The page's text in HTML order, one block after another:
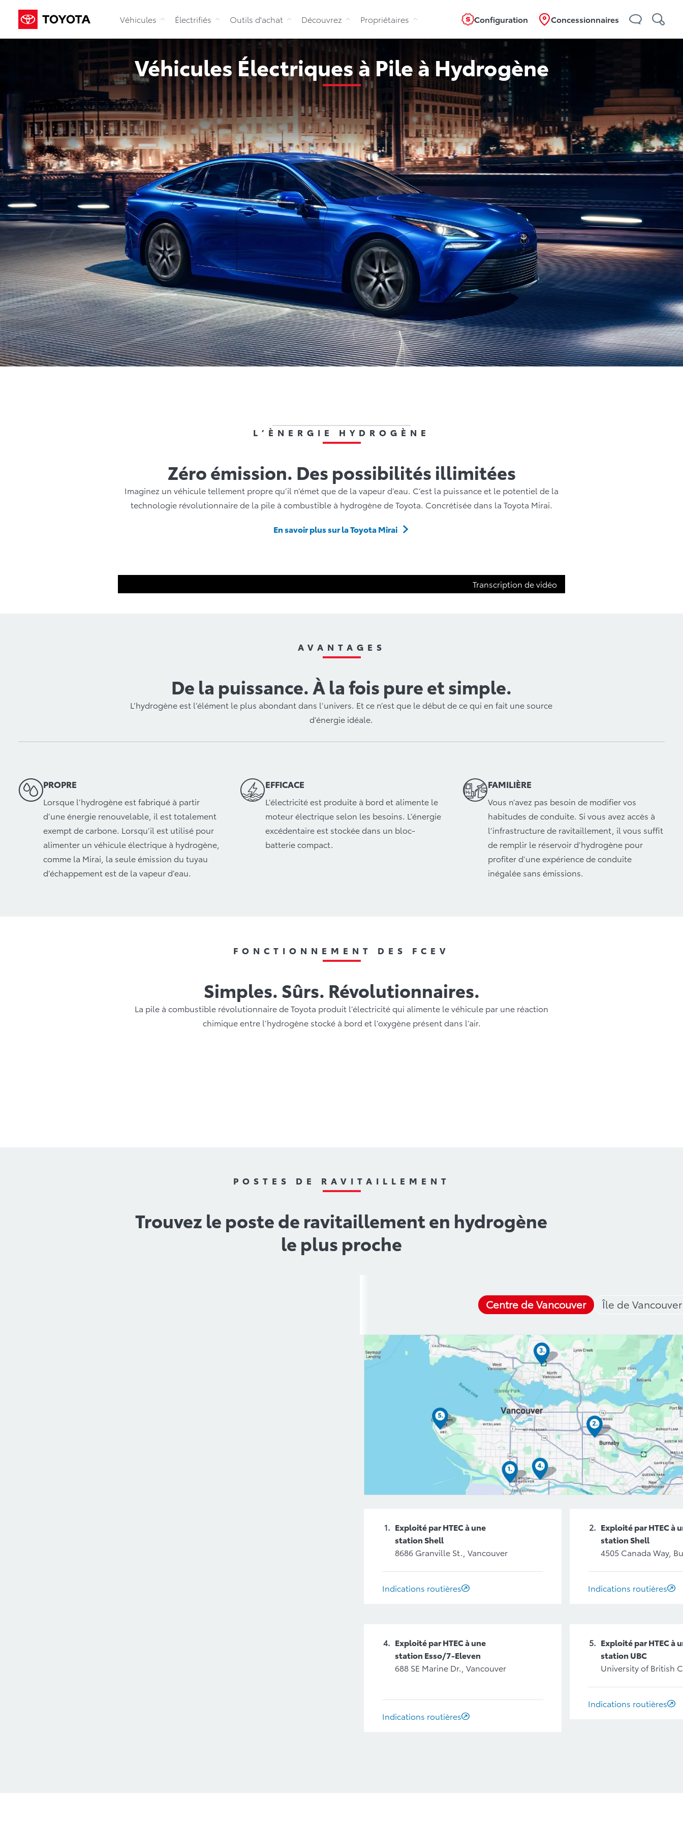
Véhicules Électrifiés Outils d'achat Découvrez Propriétaires Configuration Concessionnaires
Véhicules Électriques à Pile à Hydrogène
L’ÈNERGIE HYDROGÈNE
Zéro émission. Des possibilités illimitées
Imaginez un véhicule tellement propre qu’il n’émet que de la vapeur d’eau. C’est la puissance et le potentiel de la
technologie révolutionnaire de la pile à combustible à hydrogène de Toyota. Concrétisée dans la Toyota Mirai.
En savoir plus sur la Toyota Mirai
Transcription de vidéo
AVANTAGES
De la puissance. À la fois pure et simple.
L’hydrogène est l’élément le plus abondant dans l’univers. Et ce n’est que le début de ce qui en fait une source
d’énergie idéale.
PROPRE
Lorsque l’hydrogène est fabriqué à partir
d’une énergie renouvelable, il est totalement
exempt de carbone. Lorsqu’il est utilisé pour
alimenter un véhicule électrique à hydrogène,
comme la Mirai, la seule émission du tuyau
d’échappement est de la vapeur d’eau.
EFFICACE
L’électricité est produite à bord et alimente le
moteur électrique selon les besoins. L’énergie
excédentaire est stockée dans un bloc-
batterie compact.
FAMILIÈRE
Vous n’avez pas besoin de modifier vos
habitudes de conduite. Si vous avez accès à
l’infrastructure de ravitaillement, il vous suffit
de remplir le réservoir d’hydrogène pour
profiter d’une expérience de conduite
inégalée sans émissions.
FONCTIONNEMENT DES FCEV
Simples. Sûrs. Révolutionnaires.
La pile à combustible révolutionnaire de Toyota produit l’électricité qui alimente le véhicule par une réaction
chimique entre l’hydrogène stocké à bord et l’oxygène présent dans l’air.
POSTES DE RAVITAILLEMENT
Trouvez le poste de ravitaillement en hydrogène
le plus proche
Centre de Vancouver Île de Vancouver
Exploité par HTEC à une
station Shell
8686 Granville St., Vancouver
Indications routières
Exploité par HTEC à
station Shell
4505 Canada Way,
Indications routières
Exploité par HTEC à une
station Esso/7-Eleven
688 SE Marine Dr., Vancouver
Indications routières
Exploité par HTEC à
station UBC
University of British
Indications routières